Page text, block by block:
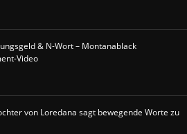
& N-Wort – Montanablack
Video
von Loredana sagt bewegende Worte zu